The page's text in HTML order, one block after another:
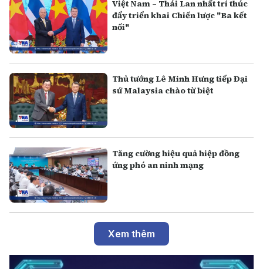
Việt Nam – Thái Lan nhất trí thúc
đẩy triển khai Chiến lược "Ba kết
nối"
Thủ tướng Lê Minh Hưng tiếp Đại
sứ Malaysia chào từ biệt
Tăng cường hiệu quả hiệp đồng
ứng phó an ninh mạng
Xem thêm